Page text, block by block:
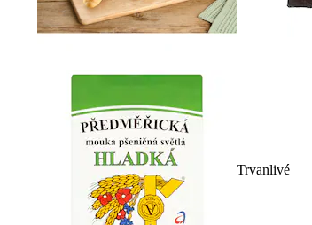
Trvanlivé